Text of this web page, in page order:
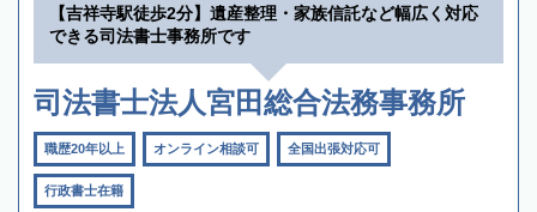
【吉祥寺駅徒歩2分】遺産整理・家族信託など幅広く対応
できる司法書士事務所です
司法書士法人宮田総合法務事務所
職歴20年以上 オンライン相談可 全国出張対応可
行政書士在籍